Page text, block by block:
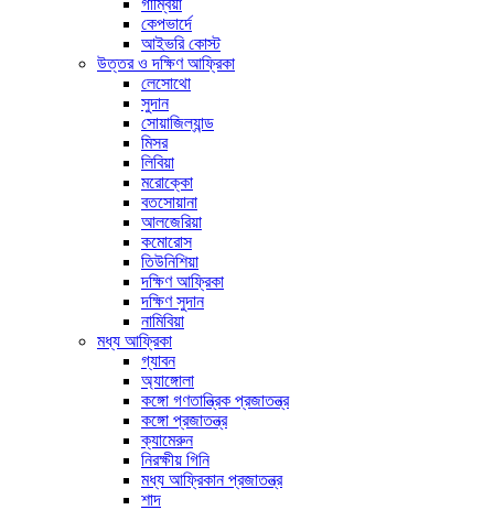
গাম্বিয়া
কেপভার্দে
আইভরি কোস্ট
উত্তর ও দক্ষিণ আফ্রিকা
লেসোথো
সুদান
সোয়াজিল্যান্ড
মিসর
লিবিয়া
মরোক্কো
বতসোয়ানা
আলজেরিয়া
কমোরোস
তিউনিশিয়া
দক্ষিণ আফ্রিকা
দক্ষিণ সুদান
নামিবিয়া
মধ্য আফ্রিকা
গ্যাবন
অ্যাঙ্গোলা
কঙ্গো গণতান্ত্রিক প্রজাতন্ত্র
কঙ্গো প্রজাতন্ত্র
ক্যামেরুন
নিরক্ষীয় গিনি
মধ্য আফ্রিকান প্রজাতন্ত্র
শাদ